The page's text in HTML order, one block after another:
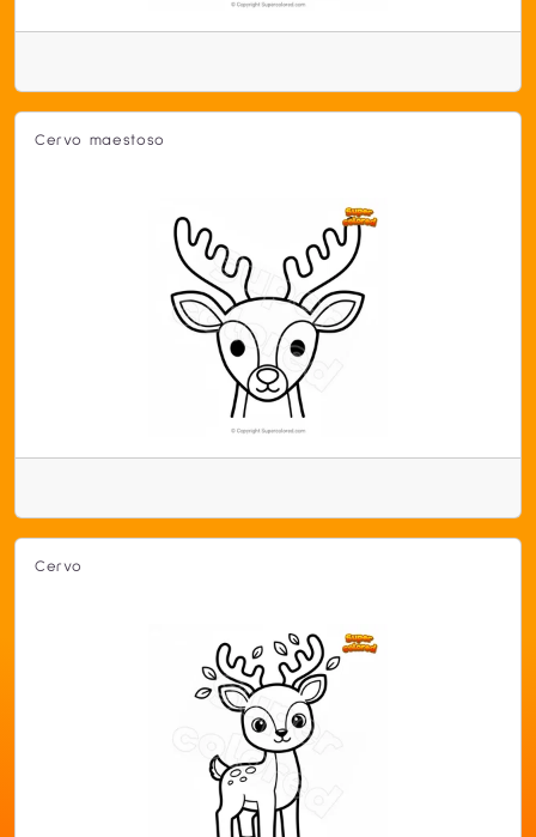
Cervo maestoso
Cervo